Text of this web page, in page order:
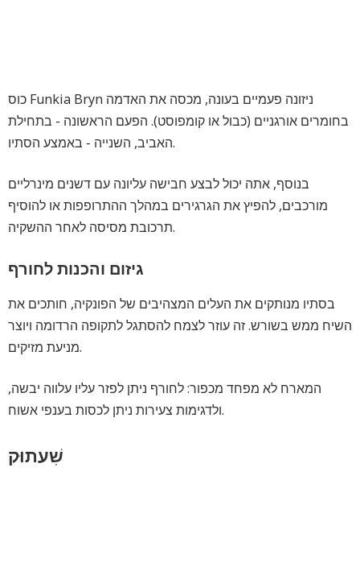
כוס Funkia Bryn ניזונה פעמיים בעונה, מכסה את האדמה
בחומרים אורגניים (כבול או קומפוסט). הפעם הראשונה - בתחילת
האביב, השנייה - באמצע הסתיו.
בנוסף, אתה יכול לבצע חבישה עליונה עם דשנים מינרליים
מורכבים, להפיץ את הגרגירים במהלך ההתרופפות או להוסיף
תרכובת מסיסה לאחר ההשקיה.
גיזום והכנות לחורף
בסתיו מנותקים את העלים המצהיבים של הפונקיה, חותכים את
השיח ממש בשורש. זה עוזר לצמח להסתגל לתקופה הרדומה ויוצר
מניעת מזיקים.
המארח לא מפחד מכפור: לחורף ניתן לפזר עליו עלווה יבשה,
ולדגימות צעירות ניתן לכסות בענפי אשוח.
שִׁעתוּק